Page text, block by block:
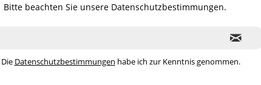
Bitte beachten Sie unsere Datenschutzbestimmungen.
Die Datenschutzbestimmungen habe ich zur Kenntnis genommen.